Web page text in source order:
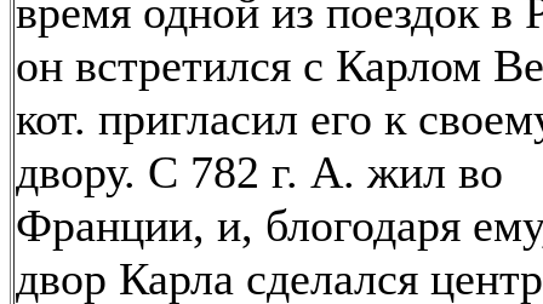
время одной из поездок в
он встретился с Карлом
кот. пригласил его к
двору. С 782 г. А. жил во
Франции, и, блогодаря
двор Карла сделался